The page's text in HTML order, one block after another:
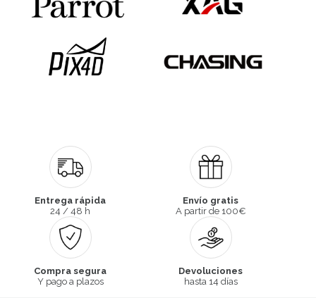
Entrega rápida
24 / 48 h
Envío gratis
A partir de 100€
Compra segura
Y pago a plazos
Devoluciones
hasta 14 días